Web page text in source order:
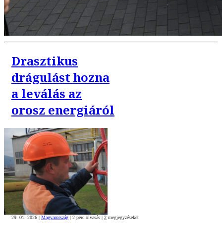
Drasztikus
drágulást hozna
a leválás az
orosz energiáról
29. 01. 2026 | Magyarország | 2 perc olvasás | 2 megjegyzéseket